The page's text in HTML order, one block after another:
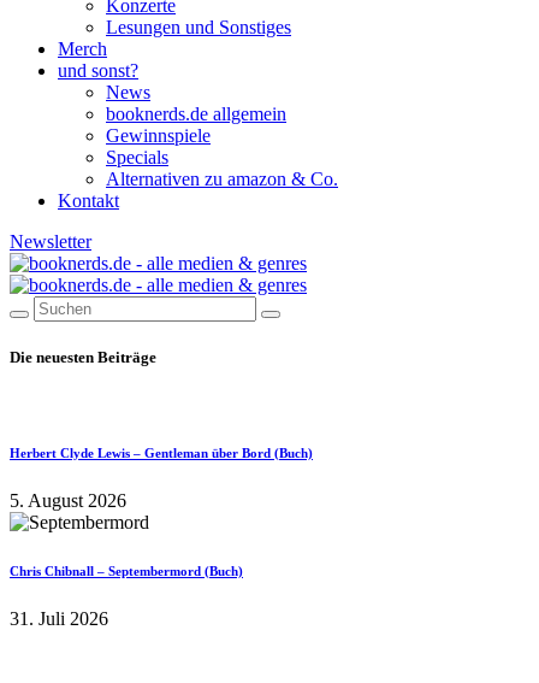
Konzerte
Lesungen und Sonstiges
Merch
und sonst?
News
booknerds.de allgemein
Gewinnspiele
Specials
Alternativen zu amazon & Co.
Kontakt
Newsletter
Die neuesten Beiträge
Herbert Clyde Lewis – Gentleman über Bord (Buch)
5. August 2026
Chris Chibnall – Septembermord (Buch)
31. Juli 2026